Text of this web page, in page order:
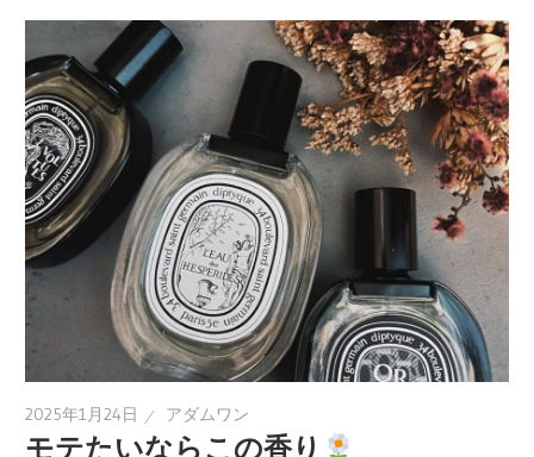
2025年1月24日 アダムワン
モテたいならこの香り